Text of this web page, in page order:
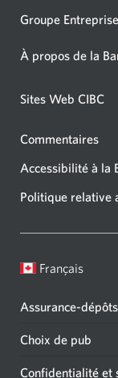
Groupe
À propos de la
Sites Web CIBC
Commentaires
Accessibilité à la
Politique relative
Français
Assurance-
Choix de pub
Confidentialité et